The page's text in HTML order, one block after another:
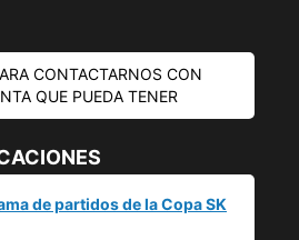
CONTACTARNOS CON
QUE PUEDA TENER
de partidos de la Copa SK